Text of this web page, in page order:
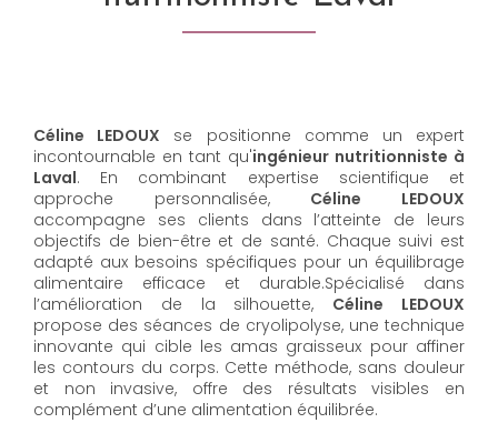
Céline LEDOUX se positionne comme un expert
incontournable en tant qu'ingénieur nutritionniste à
Laval. En combinant expertise scientifique et
approche personnalisée, Céline LEDOUX
accompagne ses clients dans l’atteinte de leurs
objectifs de bien-être et de santé. Chaque suivi est
adapté aux besoins spécifiques pour un équilibrage
alimentaire efficace et durable.Spécialisé dans
l’amélioration de la silhouette, Céline LEDOUX
propose des séances de cryolipolyse, une technique
innovante qui cible les amas graisseux pour affiner
les contours du corps. Cette méthode, sans douleur
et non invasive, offre des résultats visibles en
complément d’une alimentation équilibrée.